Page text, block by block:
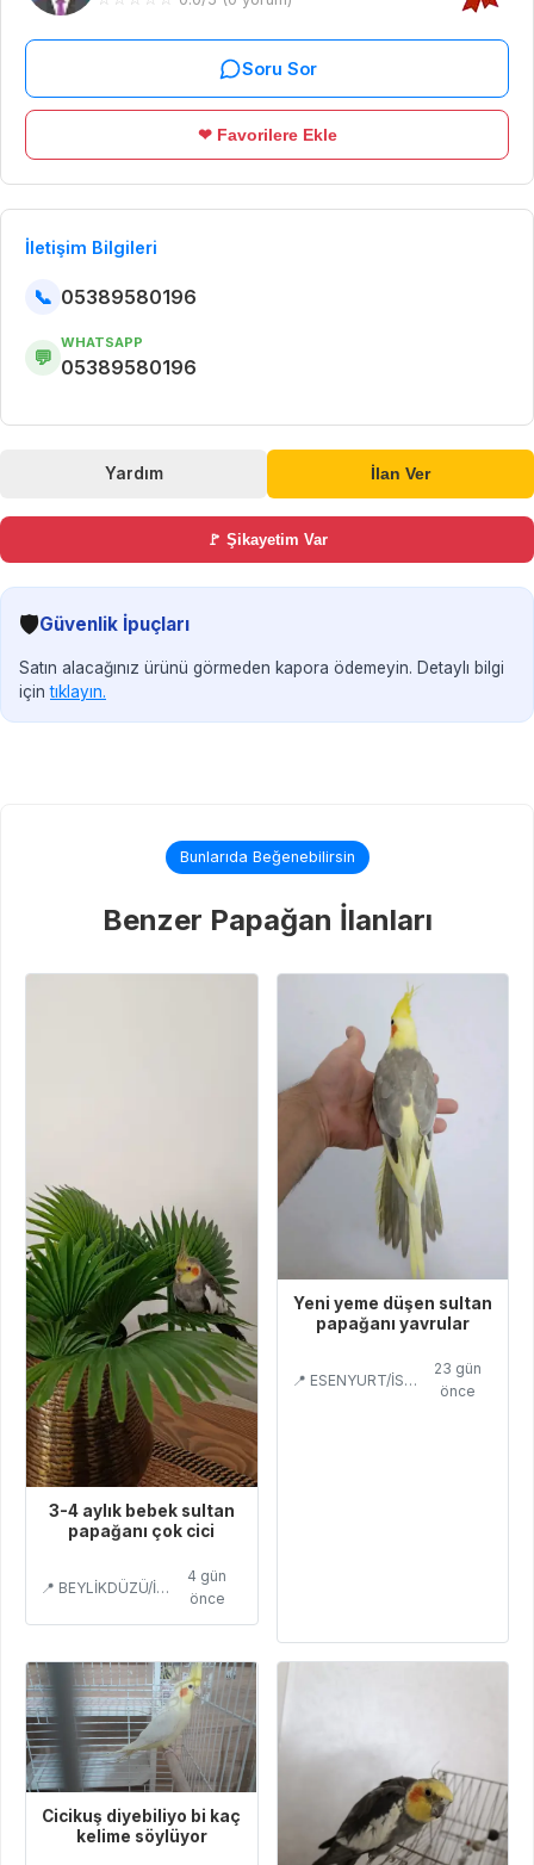
Soru Sor
❤ Favorilere Ekle
İletişim Bilgileri
📞 05389580196
💬
WHATSAPP
05389580196
Yardım İlan Ver
🚩 Şikayetim Var
🛡️Güvenlik İpuçları
Satın alacağınız ürünü görmeden kapora ödemeyin. Detaylı bilgi
içintıklayın.
Bunlarıda Beğenebilirsin
Benzer Papağan İlanları
3-4 aylık bebek sultan
papağanı çok cici
📍 BEYLİKDÜZÜ/İSTANBUL
4 gün
önce
Yeni yeme düşen sultan
papağanı yavrular
📍 ESENYURT/İSTANBUL
23 gün
önce
Cicikuş diyebiliyo bi kaç
kelime söylüyor